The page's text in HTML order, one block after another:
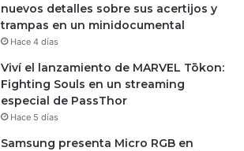
nuevos detalles sobre sus acertijos y
trampas en un minidocumental
Hace 4 días
Viví el lanzamiento de MARVEL Tōkon:
Fighting Souls en un streaming
especial de PassThor
Hace 5 días
Samsung presenta Micro RGB en